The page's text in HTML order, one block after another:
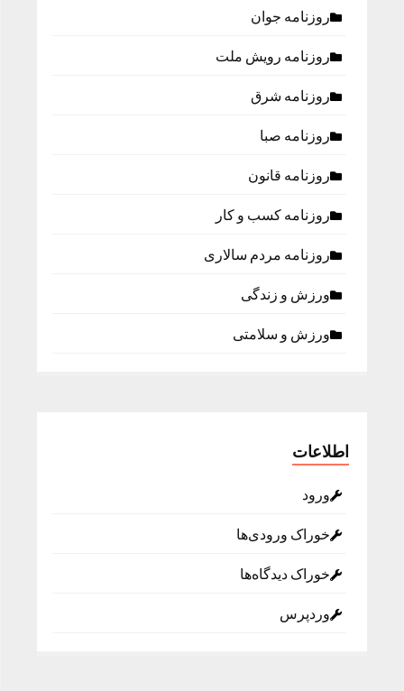
روزنامه جوان
روزنامه رویش ملت
روزنامه شرق
روزنامه صبا
روزنامه قانون
روزنامه كسب و كار
روزنامه مردم سالاری
ورزش و زندگی
ورزش و سلامتی
اطلاعات
ورود
خوراک ورودی‌ها
خوراک دیدگاه‌ها
وردپرس